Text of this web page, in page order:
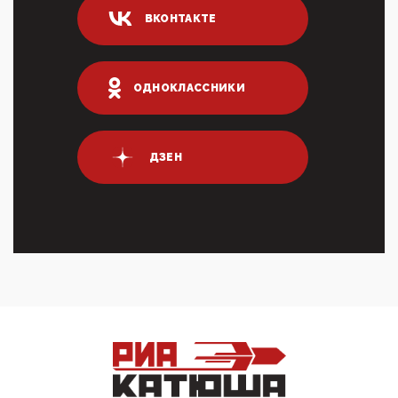
млрд руб. ...
03:01, 10 Апреля 2026
что союзники просили Киев не наносить удары по
энергети...
01:54, 10 Апреля 2026
ПрезидентПутинвчера вечером обьявил
Пасхальное перемирие с 16 часов субботы до конца
дня Воскресен...
01:09, 10 Апреля 2026
Честно говоря, ситуация с продвижением через
российские крупнейшие СМИ персоны Эррола
Маска (отца Ил...
ВКОНТАКТЕ
ОДНОКЛАССНИКИ
ДЗЕН